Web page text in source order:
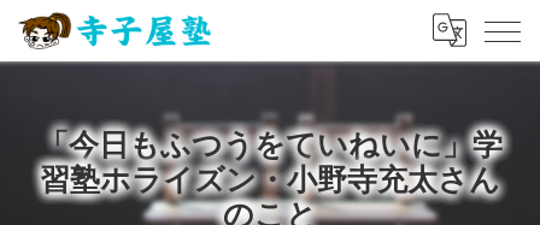
「今日もふつうをていねいに」学
習塾ホライズン・小野寺充太さん